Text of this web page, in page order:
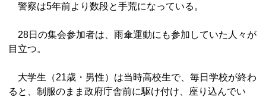
警察は5年前より数段と手荒になっている。
28日の集会参加者は、雨傘運動にも参加していた人々が
目立つ。
大学生（21歳・男性）は当時高校生で、毎日学校が終わ
ると、制服のまま政府庁舎前に駆け付け、座り込んでい